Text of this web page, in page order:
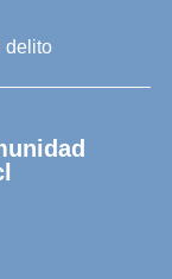
delito